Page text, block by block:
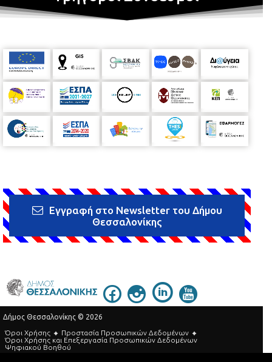
Εγγραφή στο Newsletter του Δήμου
Θεσσαλονίκης
Δήμος Θεσσαλονίκης © 2026
Όροι Χρήσης
Προστασία Προσωπικών Δεδομένων
Όροι Xρήσης και Eπεξεργασία Προσωπικών Δεδομένων
Ψηφιακού Βοηθού